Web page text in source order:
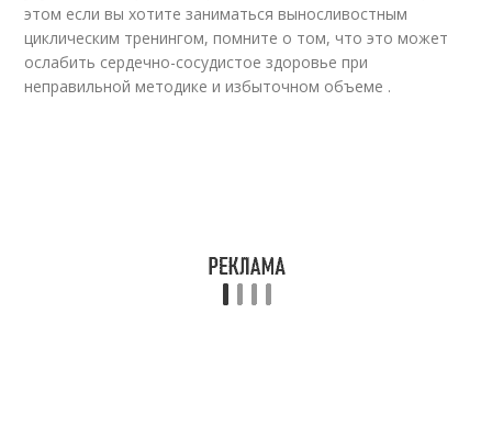
этом если вы хотите заниматься выносливостным
циклическим тренингом, помните о том, что это может
ослабить сердечно-сосудистое здоровье при
неправильной методике и избыточном объеме .